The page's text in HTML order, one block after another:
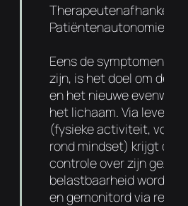
Patiëntenautonomie 50%
Eens de symptomen en
zijn, is het doel om de
en het nieuwe
het lichaam. Via
(fysieke activiteit,
rond mindset) krijgt de
controle over zijn
belastbaarheid wordt
en gemonitord via